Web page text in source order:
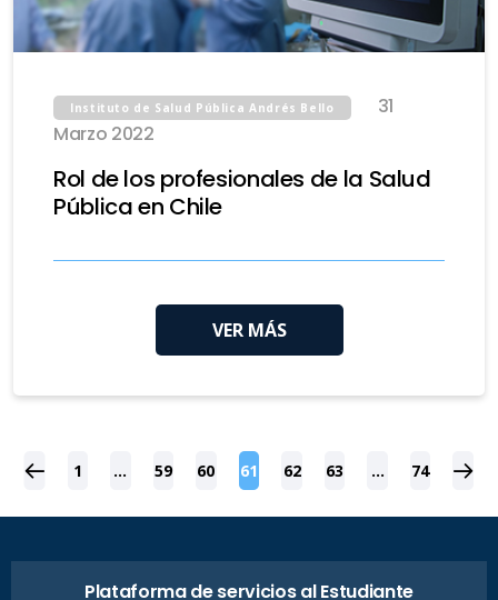
Instituto de Salud Pública Andrés Bello
31
Marzo 2022
Rol de los profesionales de la Salud
Pública en Chile
VER MÁS
1 … 59 60 61 62 63 … 74